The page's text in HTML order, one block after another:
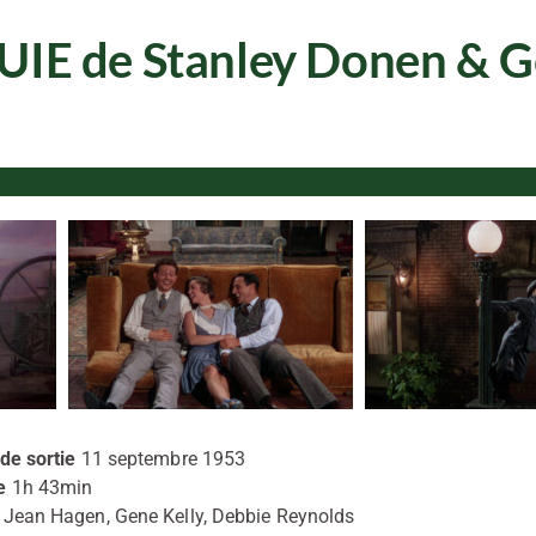
de Stanley Donen &
sortie 11 septembre 1953
1h 43min
Hagen, Gene Kelly, Debbie Reynolds